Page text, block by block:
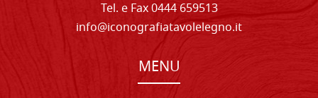
Tel. e Fax 0444 659513
info@iconografiatavolelegno.it
MENU